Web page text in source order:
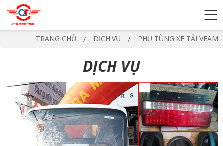
TRANG CHỦ DỊCH VỤ PHỤ TÙNG XE TẢI VEAM
DỊCH VỤ